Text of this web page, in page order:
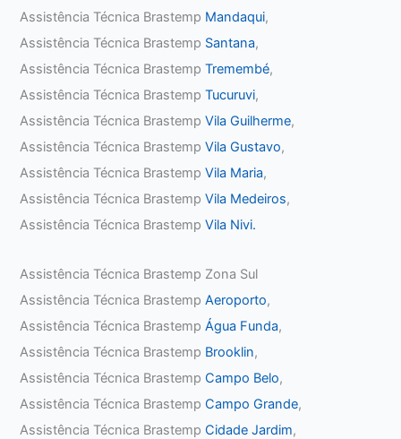
Assistência Técnica Brastemp Mandaqui,
Assistência Técnica Brastemp Santana,
Assistência Técnica BrastempTremembé,
Assistência Técnica BrastempTucuruvi,
Assistência Técnica BrastempVila Guilherme,
Assistência Técnica BrastempVila Gustavo,
Assistência Técnica BrastempVila Maria,
Assistência Técnica BrastempVila Medeiros,
Assistência Técnica BrastempVila Nivi.
Assistência Técnica Brastemp Zona Sul
Assistência Técnica BrastempAeroporto,
Assistência Técnica BrastempÁgua Funda,
Assistência Técnica Brastemp Brooklin,
Assistência Técnica BrastempCampo Belo,
Assistência Técnica BrastempCampo Grande,
Assistência Técnica BrastempCidade Jardim,